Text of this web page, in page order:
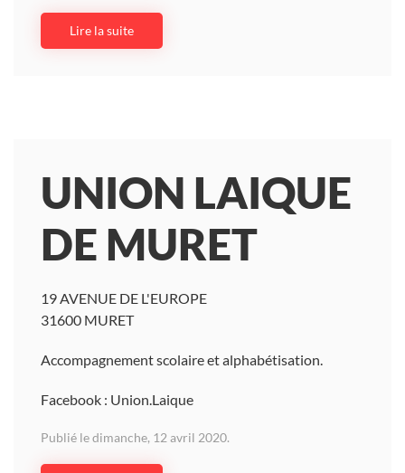
Lire la suite
UNION LAIQUE
DE MURET
19 AVENUE DE L'EUROPE
31600 MURET
Accompagnement scolaire et alphabétisation.
Facebook : Union.Laique
Publié le dimanche, 12 avril 2020.